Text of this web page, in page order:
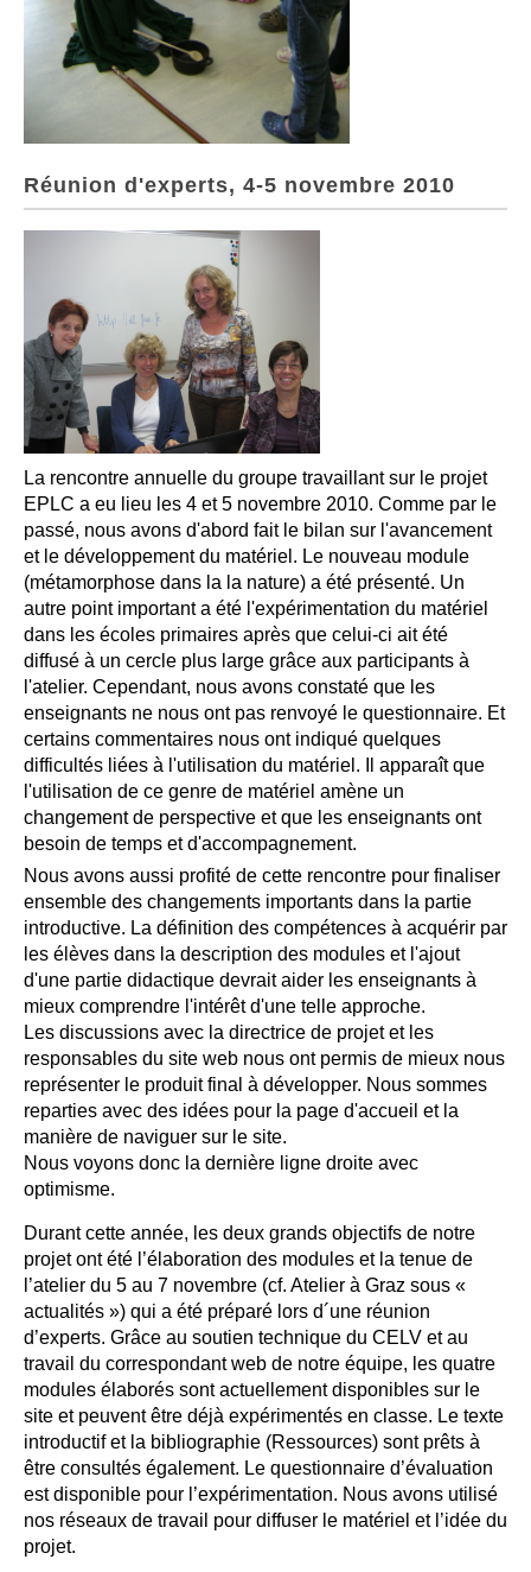
Réunion d'experts, 4-5 novembre 2010
La rencontre annuelle du groupe travaillant sur le projet
EPLC a eu lieu les 4 et 5 novembre 2010. Comme par le
passé, nous avons d'abord fait le bilan sur l'avancement
et le développement du matériel. Le nouveau module
(métamorphose dans la la nature) a été présenté. Un
autre point important a été l'expérimentation du matériel
dans les écoles primaires après que celui-ci ait été
diffusé à un cercle plus large grâce aux participants à
l'atelier. Cependant, nous avons constaté que les
enseignants ne nous ont pas renvoyé le questionnaire. Et
certains commentaires nous ont indiqué quelques
difficultés liées à l'utilisation du matériel. Il apparaît que
l'utilisation de ce genre de matériel amène un
changement de perspective et que les enseignants ont
besoin de temps et d'accompagnement.
Nous avons aussi profité de cette rencontre pour finaliser
ensemble des changements importants dans la partie
introductive. La définition des compétences à acquérir par
les élèves dans la description des modules et l'ajout
d'une partie didactique devrait aider les enseignants à
mieux comprendre l'intérêt d'une telle approche.
Les discussions avec la directrice de projet et les
responsables du site web nous ont permis de mieux nous
représenter le produit final à développer. Nous sommes
reparties avec des idées pour la page d'accueil et la
manière de naviguer sur le site.
Nous voyons donc la dernière ligne droite avec
optimisme.
Durant cette année, les deux grands objectifs de notre
projet ont été l’élaboration des modules et la tenue de
l’atelier du 5 au 7 novembre (cf. Atelier à Graz sous «
actualités ») qui a été préparé lors d´une réunion
d’experts. Grâce au soutien technique du CELV et au
travail du correspondant web de notre équipe, les quatre
modules élaborés sont actuellement disponibles sur le
site et peuvent être déjà expérimentés en classe. Le texte
introductif et la bibliographie (Ressources) sont prêts à
être consultés également. Le questionnaire d’évaluation
est disponible pour l’expérimentation. Nous avons utilisé
nos réseaux de travail pour diffuser le matériel et l’idée du
projet.